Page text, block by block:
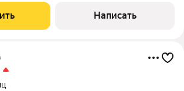
максимального комфорта. Эта
Написать